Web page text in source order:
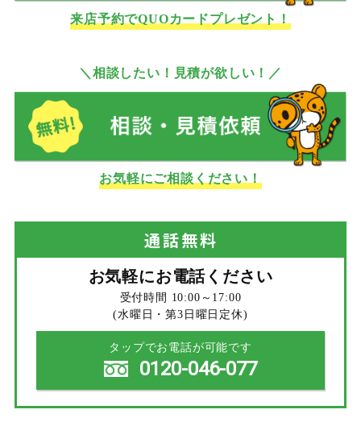
来店予約でQUOカードプレゼント！
＼相談したい！見積が欲しい！／
お気軽にご相談ください！
通話無料
お気軽にお電話ください
受付時間 10:00～17:00
(水曜日・第3日曜日定休)
タップでお電話が可能です
0120-046-077